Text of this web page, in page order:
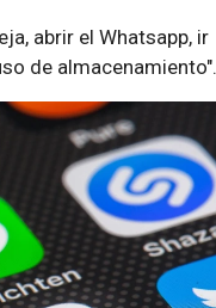
abrir el Whatsapp, ir
de almacenamiento".